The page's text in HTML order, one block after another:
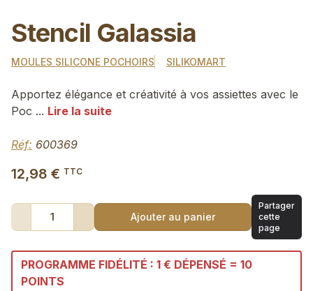
Stencil Galassia
MOULES SILICONE POCHOIRS SILIKOMART
Apportez élégance et créativité à vos assiettes avec le
Poc ... Lire la suite
Réf: 600369
12,98 € TTC
1 Ajouter au panier
Partager
cette
page
PROGRAMME FIDÉLITÉ : 1 € DÉPENSÉ = 10
POINTS